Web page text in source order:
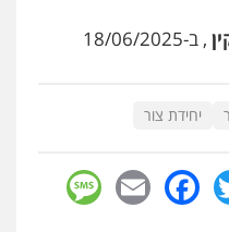
חמורה נוער
, ב-18/06/2025
יחידת צור
Twitter
Facebook
Email